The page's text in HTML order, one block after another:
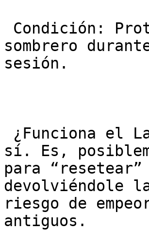
sombrero
sesión.
sí. Es,
para
devolviéndole
riesgo de
antiguos.